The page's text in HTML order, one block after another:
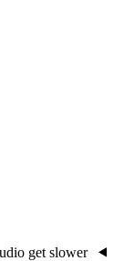
get slower?